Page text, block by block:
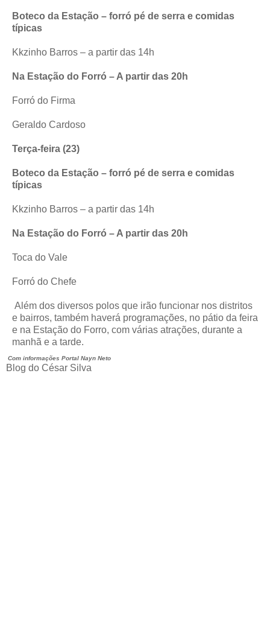
Boteco da Estação – forró pé de serra e comidas
típicas
Kkzinho Barros – a partir das 14h
Na Estação do Forró – A partir das 20h
Forró do Firma
Geraldo Cardoso
Terça-feira (23)
Boteco da Estação – forró pé de serra e comidas
típicas
Kkzinho Barros – a partir das 14h
Na Estação do Forró – A partir das 20h
Toca do Vale
Forró do Chefe
Além dos diversos polos que irão funcionar nos distritos
e bairros, também haverá programações, no pátio da feira
e na Estação do Forro, com várias atrações, durante a
manhã e a tarde.
Com informações Portal Nayn Neto
Blog do César Silva